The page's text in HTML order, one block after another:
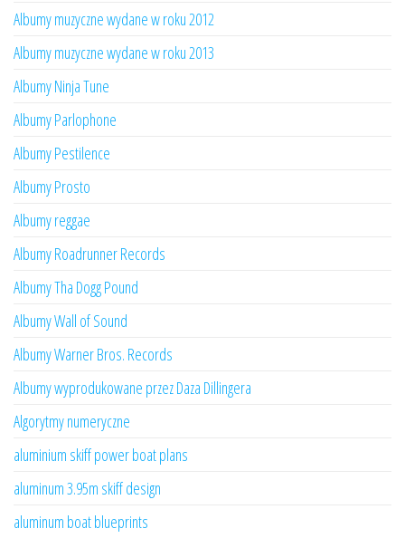
Albumy muzyczne wydane w roku 2012
Albumy muzyczne wydane w roku 2013
Albumy Ninja Tune
Albumy Parlophone
Albumy Pestilence
Albumy Prosto
Albumy reggae
Albumy Roadrunner Records
Albumy Tha Dogg Pound
Albumy Wall of Sound
Albumy Warner Bros. Records
Albumy wyprodukowane przez Daza Dillingera
Algorytmy numeryczne
aluminium skiff power boat plans
aluminum 3.95m skiff design
aluminum boat blueprints